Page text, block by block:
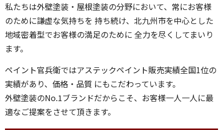
私たちは外壁塗装・屋根塗装の分野において、常にお客様
のために謙虚な気持ちを 持ち続け、北九州市を中心とした
地域密着型でお客様の満足のために 全力を尽くしてまいり
ます。
ペイント官兵衛ではアステックペイント販売実績全国1位の
実績があり、価格・品質 にもこだわっています。
外壁塗装のNo.1ブランドだからこそ、お客様一人一人に最
適なご提案をさせて頂きます。